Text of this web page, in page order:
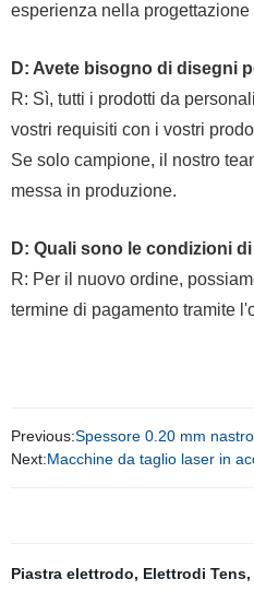
esperienza nella
D: Avete bisogno di disegni
R: Sì, tutti i prodotti da
vostri requisiti con i vostri
Se solo campione, il nostro
messa in produzione.
D: Quali sono le condizioni
R: Per il nuovo ordine,
termine di pagamento tramite
Previous:Spessore 0.20 mm
Next:Macchine da taglio laser in
Piastra elettrodo, Elettrodi Tens,